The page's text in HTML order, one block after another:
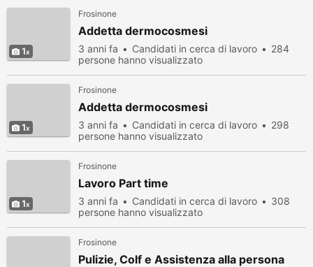
1
Frosinone
Addetta dermocosmesi
3 anni fa Candidati in cerca di lavoro
284
persone hanno visualizzato
1
Frosinone
Addetta dermocosmesi
3 anni fa Candidati in cerca di lavoro
298
persone hanno visualizzato
1
Frosinone
Lavoro Part time
3 anni fa Candidati in cerca di lavoro
308
persone hanno visualizzato
Frosinone
Pulizie, Colf e Assistenza alla persona